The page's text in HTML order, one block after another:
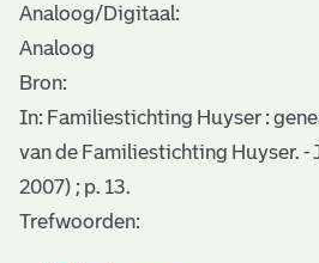
Analoog/Digitaal:
Analoog
Bron:
In: Familiestichting Huyser :
van de Familiestichting Huyser. -
2007) ; p. 13.
Trefwoorden: